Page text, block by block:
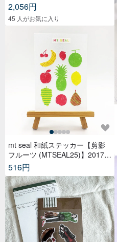
2,056円
45 人がお気に入り
mt seal 和紙ステッカー【剪影
フルーツ (MTSEAL25)】2017A
W
516円